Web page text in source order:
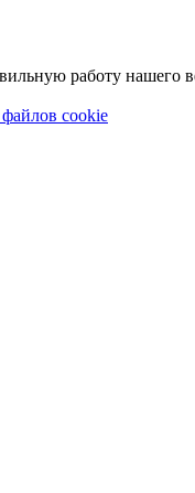
работу нашего
cookie